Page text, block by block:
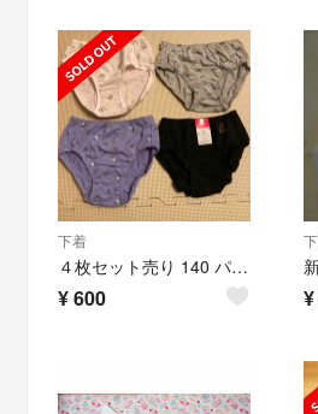
下着
４枚セット売り 140 パンツ インナー 女の子
¥600 ¥